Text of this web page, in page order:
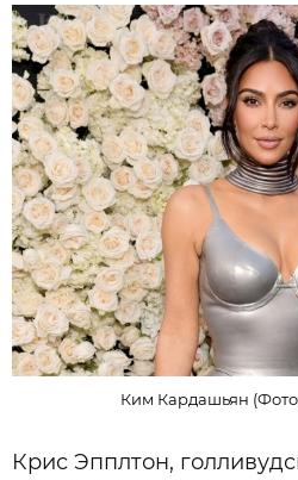
Ким Кардашьян
Крис Эпплтон,